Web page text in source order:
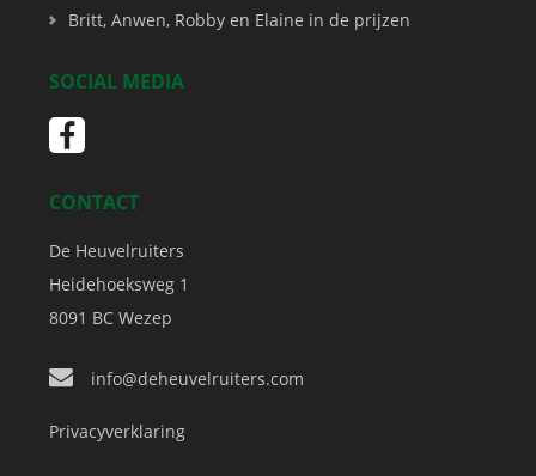
Britt, Anwen, Robby en Elaine in de prijzen
SOCIAL MEDIA
CONTACT
De Heuvelruiters
Heidehoeksweg 1
8091 BC Wezep
info@deheuvelruiters.com
Privacyverklaring